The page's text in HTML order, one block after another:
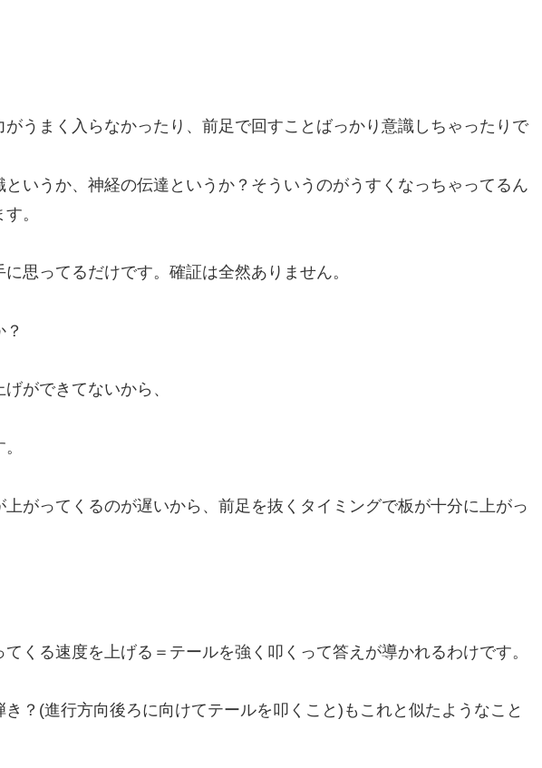
うまく入らなかったり、前足で回すことばっかり意識しちゃったりで
いうか、神経の伝達というか？そういうのがうすくなっちゃってるん
。
思ってるだけです。確証は全然ありません。
ができてないから、
がってくるのが遅いから、前足を抜くタイミングで板が十分に上がっ
くる速度を上げる＝テールを強く叩くって答えが導かれるわけです。
？(進行方向後ろに向けてテールを叩くこと)もこれと似たようなこと